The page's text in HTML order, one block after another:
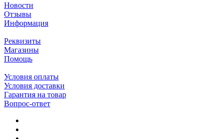
Новости
Отзывы
Информация
Реквизиты
Магазины
Помощь
Условия оплаты
Условия доставки
Гарантия на товар
Вопрос-ответ